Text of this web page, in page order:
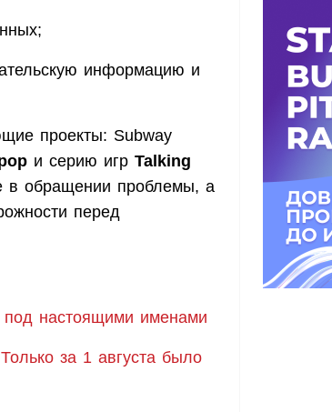
информацию и
проекты: Subway
и серию игр Talking
в обращении проблемы, а
перед
под настоящими именами
за 1 августа было